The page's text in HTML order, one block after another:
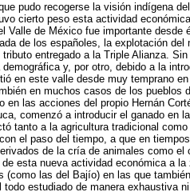
pudo recogerse la visión indígena
cierto peso esta actividad
de México fue importante desde
de los españoles, la explotación del
entregado a la Triple Alianza.
y, por otro, debido a la
en este valle desde muy temprano
en muchos casos de los pueblos
las acciones del propio Hernán
comenzó a introducir el ganado en
tanto a la agricultura tradicional
el paso del tiempo, a que en
de la cría de animales como el
esta nueva actividad económica a la
las del Bajío) en las que
estudiado de manera exhaustiva